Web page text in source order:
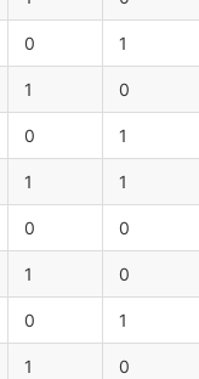
0 1
1 0
0 1
1 1
0 0
1 0
0 1
1 0